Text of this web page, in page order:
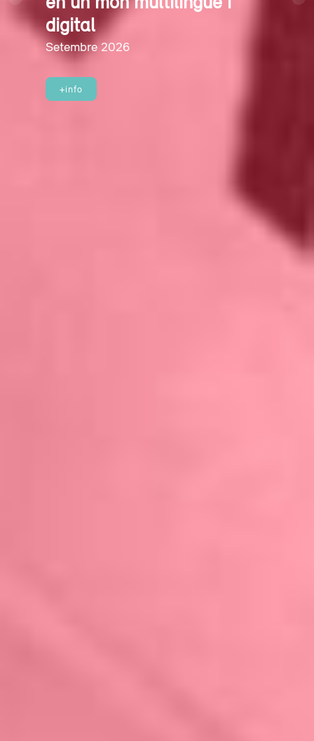
digital
Setembre 2026
+info
Previous